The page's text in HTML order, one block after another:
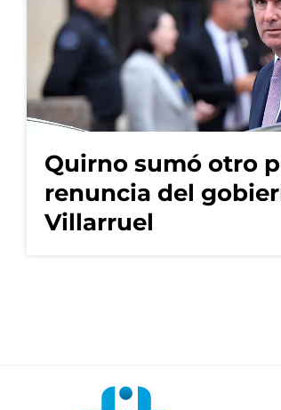
Quirno sumó otro
renuncia del
Villarruel